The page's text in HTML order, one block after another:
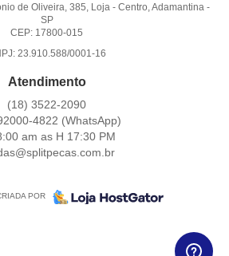
de Oliveira, 385, Loja- Centro, Adamantina-
SP
CEP: 17800-015
23.910.588/0001-16
Atendimento
(18) 3522-2090
4822 (WhatsApp)
am as H 17:30 PM
POR